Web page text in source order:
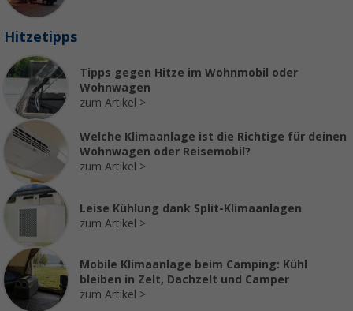
Hitzetipps
Tipps gegen Hitze im Wohnmobil oder
Wohnwagen
zum Artikel
Welche Klimaanlage ist die Richtige für deinen
Wohnwagen oder Reisemobil?
zum Artikel
Leise Kühlung dank Split-Klimaanlagen
zum Artikel
Mobile Klimaanlage beim Camping: Kühl
bleiben in Zelt, Dachzelt und Camper
zum Artikel